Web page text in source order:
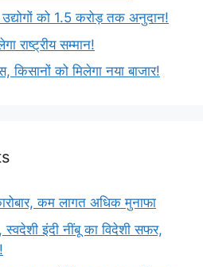
उद्योगों को 1.5 करोड़ तक अनुदान!
राष्ट्रीय सम्मान!
किसानों को मिलेगा नया बाजार!
कम लागत अधिक मुनाफा
इंदी नींबू का विदेशी सफर,